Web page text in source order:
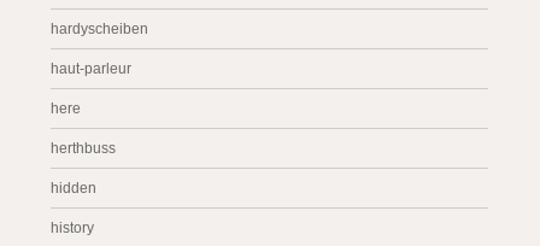
hardyscheiben
haut-parleur
here
herthbuss
hidden
history